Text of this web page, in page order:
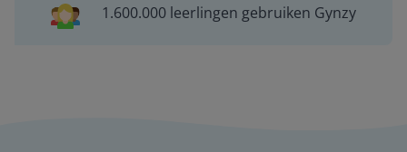
1.600.000 leerlingen gebruiken Gynzy